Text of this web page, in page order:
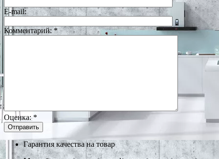
E-mail:
Комментарий:*
Оценка:*
Гарантия качества на товар